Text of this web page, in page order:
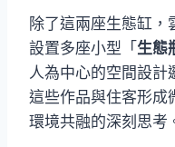
除了這兩座生態缸
設置多座小型「 生態
人為中心的空間設計
這些作品與住客形成
環境共融的深刻思考